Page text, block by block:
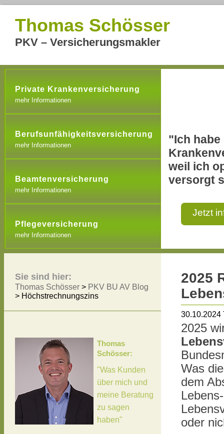
Thomas Schösser
PKV – Versicherungsmakler
Private Krankenversicherung
mehr Informationen
Berufsunfähigkeitsversicherung
mehr Informationen
Beamtenversicherung
mehr Informationen
Pflegeversicherung
mehr Informationen
"Ich habe
weil ich
versorgt
Jetzt
2025
30.10.2024
2025
Was
dem
oder
Sie sind hier:
Thomas Schösser > PKV BU AV Blog
> Höchstrechnungszins
Thomas
Schösser:
"Was Kunden
über mich und
meine Beratung
zu sagen
haben"